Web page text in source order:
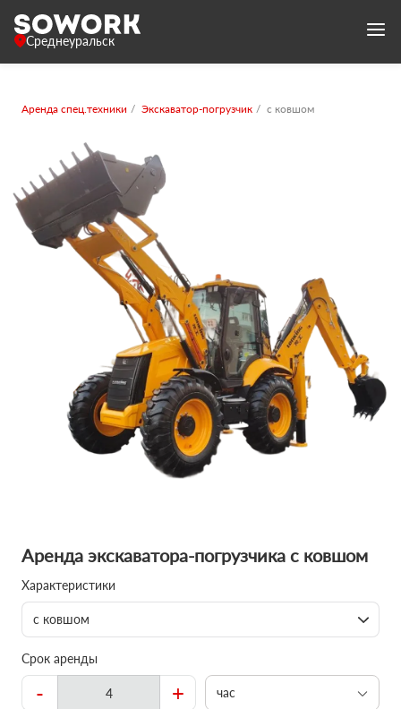
Среднеуральск
Аренда спец.техники Экскаватор-погрузчик с ковшом
Аренда экскаватора-погрузчика с ковшом
Характеристики
с ковшом
Срок аренды
- + час